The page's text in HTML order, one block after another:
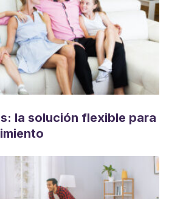
la solución flexible para